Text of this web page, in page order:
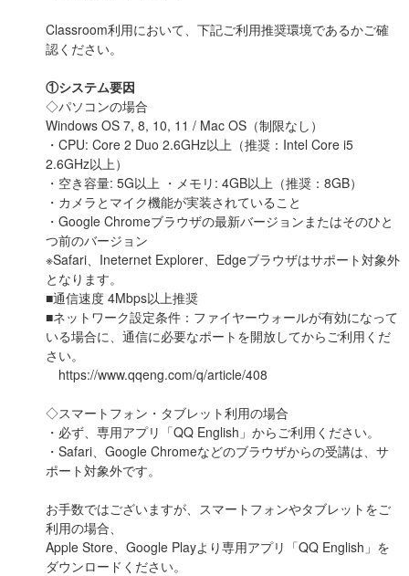
Classroom利用において、下記ご利用推奨環境であるかご確
認ください。
①システム要因
◇パソコンの場合
Windows OS 7, 8, 10, 11 / Mac OS（制限なし）
・CPU: Core 2 Duo 2.6GHz以上（推奨：Intel Core i5
2.6GHz以上）
・空き容量: 5G以上 ・メモリ: 4GB以上（推奨：8GB）
・カメラとマイク機能が実装されていること
・Google Chromeブラウザの最新バージョンまたはそのひと
つ前のバージョン
※Safari、Ineternet Explorer、Edgeブラウザはサポート対象外
となります。
■通信速度 4Mbps以上推奨
■ネットワーク設定条件：ファイヤーウォールが有効になって
いる場合に、通信に必要なポートを開放してからご利用くだ
さい。
https://www.qqeng.com/q/article/408
◇スマートフォン・タブレット利用の場合
・必ず、専用アプリ「QQ English」からご利用ください。
・Safari、Google Chromeなどのブラウザからの受講は、サ
ポート対象外です。
お手数ではございますが、スマートフォンやタブレットをご
利用の場合、
Apple Store、Google Playより専用アプリ「QQ English」を
ダウンロードください。